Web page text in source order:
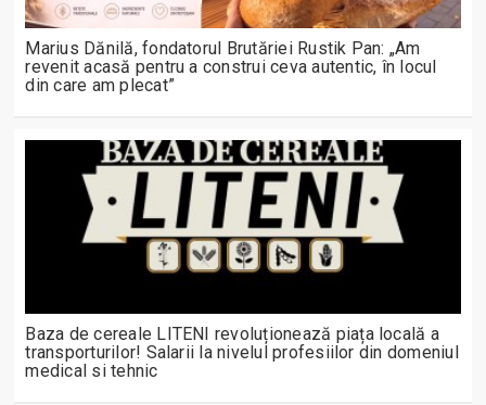
Marius Dănilă, fondatorul Brutăriei Rustik Pan: „Am
revenit acasă pentru a construi ceva autentic, în locul
din care am plecat”
Baza de cereale LITENI revoluționează piața locală a
transporturilor! Salarii la nivelul profesiilor din domeniul
medical si tehnic